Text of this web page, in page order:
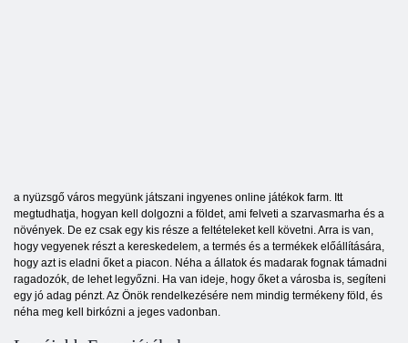
a nyüzsgő város megyünk játszani ingyenes online játékok farm. Itt
megtudhatja, hogyan kell dolgozni a földet, ami felveti a szarvasmarha és a
növények. De ez csak egy kis része a feltételeket kell követni. Arra is van,
hogy vegyenek részt a kereskedelem, a termés és a termékek előállítására,
hogy azt is eladni őket a piacon. Néha a állatok és madarak fognak támadni
ragadozók, de lehet legyőzni. Ha van ideje, hogy őket a városba is, segíteni
egy jó adag pénzt. Az Önök rendelkezésére nem mindig termékeny föld, és
néha meg kell birkózni a jeges vadonban.